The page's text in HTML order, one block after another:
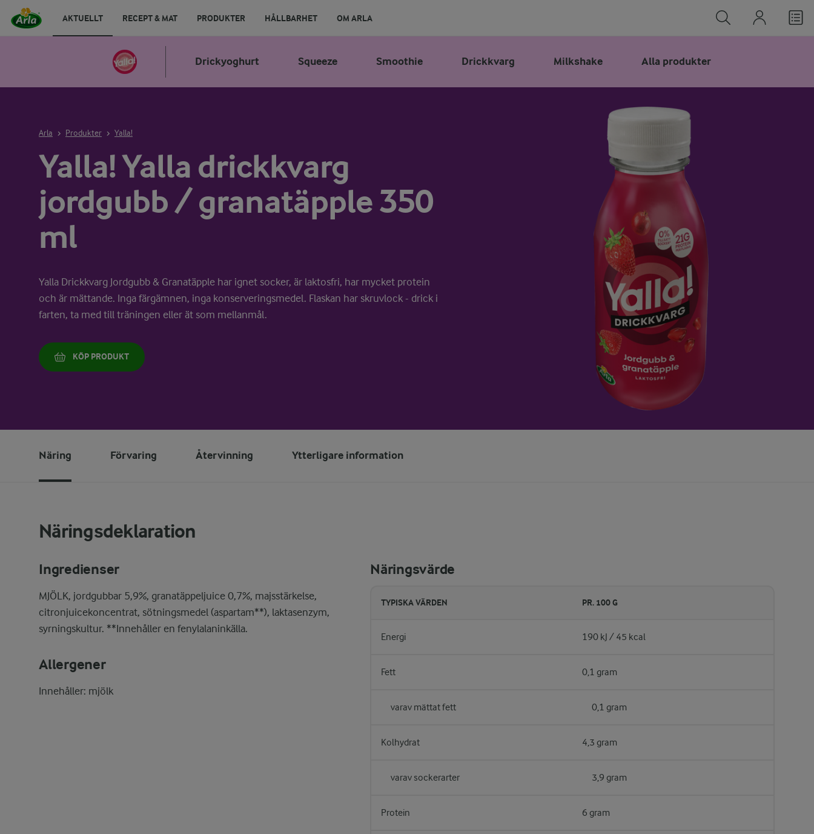
AKTUELLT RECEPT & MAT PRODUKTER HÅLLBARHET OM ARLA
Drickyoghurt Squeeze Smoothie Drickkvarg Milkshake Alla produkter
Arla Produkter Yalla!
Yalla! Yalla drickkvarg
jordgubb / granatäpple 350
ml
KÖP PRODUKT
Yalla Drickkvarg Jordgubb & Granatäpple har ignet socker, är laktosfri, har mycket protein
och är mättande. Inga färgämnen, inga konserveringsmedel. Flaskan har skruvlock - drick i
farten, ta med till träningen eller ät som mellanmål.
Näring Förvaring Återvinning Ytterligare information
Näringsdeklaration
Ingredienser
MJÖLK, jordgubbar 5,9%, granatäppeljuice 0,7%, majsstärkelse,
citronjuicekoncentrat, sötningsmedel (aspartam**), laktasenzym,
syrningskultur. **Innehåller en fenylalaninkälla.
Allergener
Innehåller: mjölk
Näringsvärde
TYPISKA VÄRDEN PR. 100 G
Energi 190 kJ / 45 kcal
Fett 0,1 gram
varav mättat fett 0,1 gram
Kolhydrat 4,3 gram
varav sockerarter 3,9 gram
Protein 6 gram